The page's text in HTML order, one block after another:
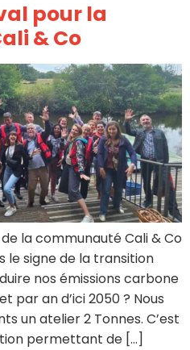
pour la
& Co
la communauté Cali & Co
le signe de la transition
nos émissions carbone
par an d’ici 2050 ? Nous
un atelier 2 Tonnes. C’est
permettant de […]